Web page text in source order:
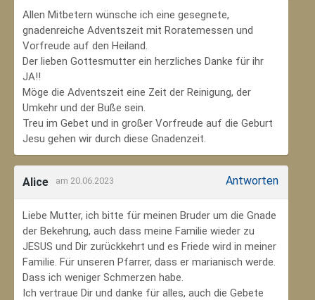
Allen Mitbetern wünsche ich eine gesegnete,
gnadenreiche Adventszeit mit Roratemessen und
Vorfreude auf den Heiland.
Der lieben Gottesmutter ein herzliches Danke für ihr
JA!!
Möge die Adventszeit eine Zeit der Reinigung, der
Umkehr und der Buße sein.
Treu im Gebet und in großer Vorfreude auf die Geburt
Jesu gehen wir durch diese Gnadenzeit.
Alice am 20.06.2023 Antworten
Liebe Mutter, ich bitte für meinen Bruder um die Gnade
der Bekehrung, auch dass meine Familie wieder zu
JESUS und Dir zurückkehrt und es Friede wird in meiner
Familie. Für unseren Pfarrer, dass er marianisch werde.
Dass ich weniger Schmerzen habe.
Ich vertraue Dir und danke für alles, auch die Gebete